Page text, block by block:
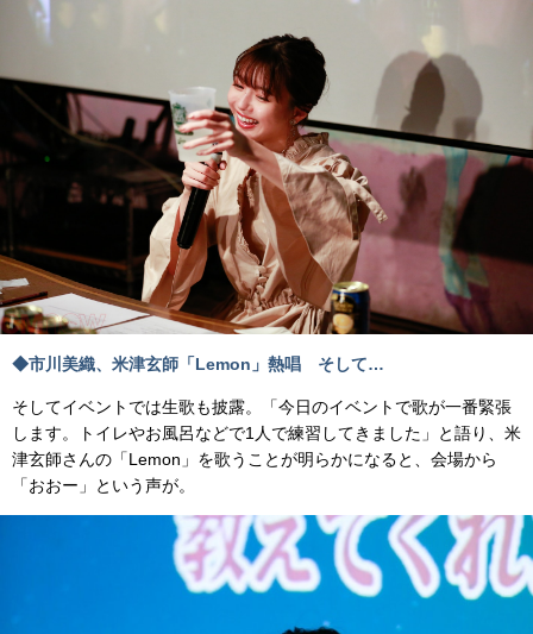
◆市川美織、米津玄師「Lemon」熱唱 そして…
そしてイベントでは生歌も披露。「今日のイベントで歌が一番緊張
します。トイレやお風呂などで1人で練習してきました」と語り、米
津玄師さんの「Lemon」を歌うことが明らかになると、会場から
「おおー」という声が。